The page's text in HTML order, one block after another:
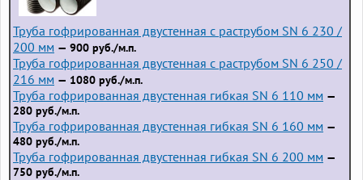
Труба гофрированная двустенная с раструбом SN 6 230 /
200 мм — 900 руб./м.п.
Труба гофрированная двустенная с раструбом SN 6 250 /
216 мм — 1080 руб./м.п.
Труба гофрированная двустенная гибкая SN 6 110 мм —
280 руб./м.п.
Труба гофрированная двустенная гибкая SN 6 160 мм —
480 руб./м.п.
Труба гофрированная двустенная гибкая SN 6 200 мм —
750 руб./м.п.